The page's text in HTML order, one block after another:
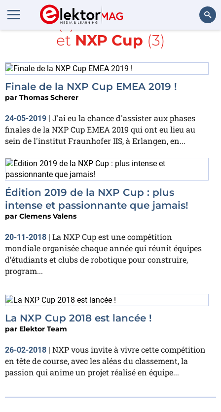
Article(s) avec la balise
NXP
et NXP Cup (3)
Finale de la NXP Cup EMEA 2019 !
par Thomas Scherer
24-05-2019 | J'ai eu la chance d'assister aux phases
finales de la NXP Cup EMEA 2019 qui ont eu lieu au
sein de l'institut Fraunhofer IIS, à Erlangen, en...
Édition 2019 de la NXP Cup : plus
intense et passionnante que jamais!
par Clemens Valens
20-11-2018 | La NXP Cup est une compétition
mondiale organisée chaque année qui réunit équipes
d’étudiants et clubs de robotique pour construire,
program...
La NXP Cup 2018 est lancée !
par Elektor Team
26-02-2018 | NXP vous invite à vivre cette compétition
en tête de course, avec les aléas du classement, la
passion qui anime un projet réalisé en équipe...